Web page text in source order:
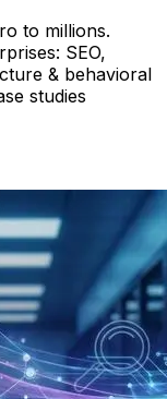
to millions.
SEO,
& behavioral
studies